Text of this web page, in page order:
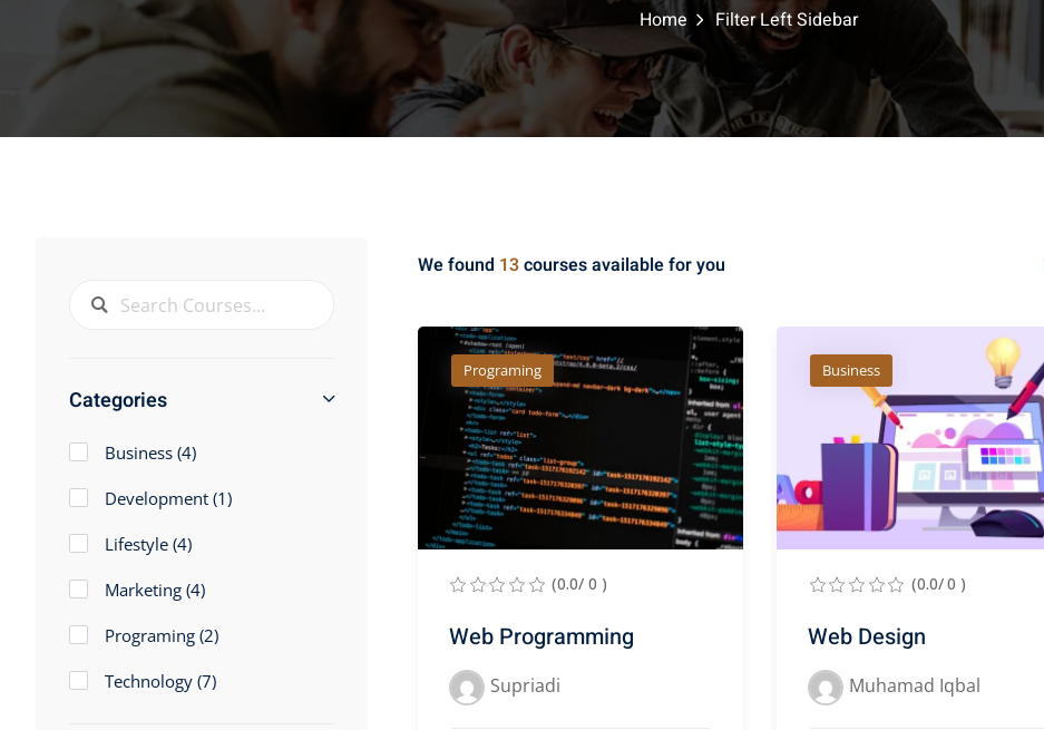
Home Filter Left Sidebar
Categories
Business (4)
Development (1)
Lifestyle (4)
Marketing (4)
Programing (2)
Technology (7)
We found 13courses available for you
Programing
(0.0/ 0 )
Web Programming
Supriadi
Business
(0.0/ 0 )
Web Design
Muhamad Iqbal